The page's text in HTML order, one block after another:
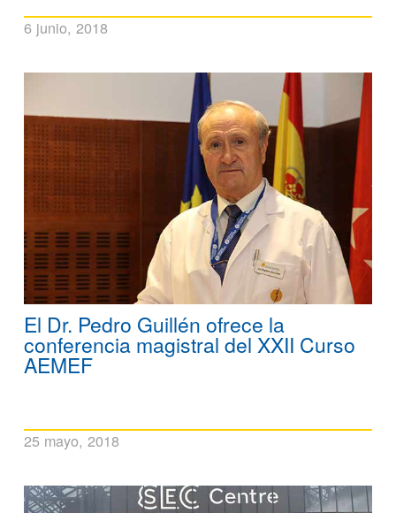
6 junio, 2018
El Dr. Pedro Guillén ofrece la
conferencia magistral del XXII Curso
AEMEF
25 mayo, 2018